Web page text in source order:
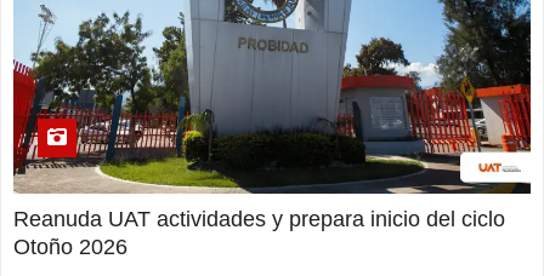
Reanuda UAT actividades y prepara inicio del ciclo
Otoño 2026